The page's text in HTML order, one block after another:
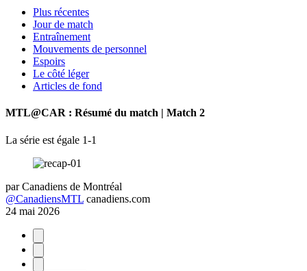
Plus récentes
Jour de match
Entraînement
Mouvements de personnel
Espoirs
Le côté léger
Articles de fond
MTL@CAR : Résumé du match | Match 2
La série est égale 1-1
par Canadiens de Montréal
@CanadiensMTL canadiens.com
24 mai 2026